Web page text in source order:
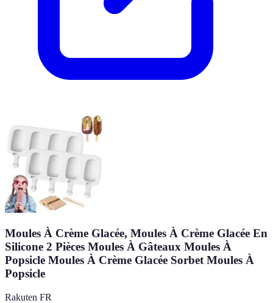
Moules À Crème Glacée, Moules À Crème Glacée En
Silicone 2 Pièces Moules À Gâteaux Moules À
Popsicle Moules À Crème Glacée Sorbet Moules À
Popsicle
Rakuten FR